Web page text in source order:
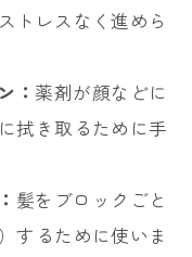
トレスなく進めら
：薬剤が顔などに
拭き取るために手
髪をブロックごと
するために使いま